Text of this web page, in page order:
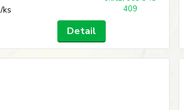
/ks
409
Detail